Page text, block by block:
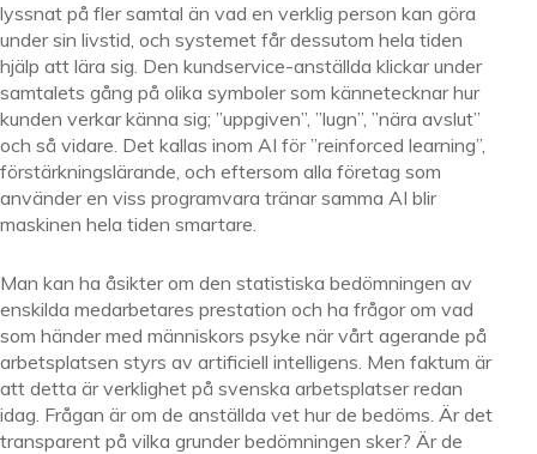
lyssnat på fler samtal än vad en verklig person kan göra
under sin livstid, och systemet får dessutom hela tiden
hjälp att lära sig. Den kundservice-anställda klickar under
samtalets gång på olika symboler som kännetecknar hur
kunden verkar känna sig; ”uppgiven”, ”lugn”, ”nära avslut”
och så vidare. Det kallas inom AI för ”reinforced learning”,
förstärkningslärande, och eftersom alla företag som
använder en viss programvara tränar samma AI blir
maskinen hela tiden smartare.
Man kan ha åsikter om den statistiska bedömningen av
enskilda medarbetares prestation och ha frågor om vad
som händer med människors psyke när vårt agerande på
arbetsplatsen styrs av artificiell intelligens. Men faktum är
att detta är verklighet på svenska arbetsplatser redan
idag. Frågan är om de anställda vet hur de bedöms. Är det
transparent på vilka grunder bedömningen sker? Är de